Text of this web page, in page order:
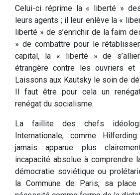
Celui-ci réprime la « liberté »
leurs agents ; il leur enlève la «
liberté » de s’enrichir de la faim
» de combattre pour le
capital, la « liberté » de
étrangère contre les ouvriers et
Laissons aux Kautsky le soin de
Il faut être pour cela un
renégat du socialisme.
La faillite des chefs
Internationale, comme
jamais apparue plus
incapacité absolue à comprendre
démocratie soviétique ou
la Commune de Paris, sa place